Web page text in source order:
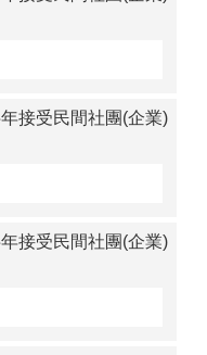
接受民間社團(企業)
接受民間社團(企業)